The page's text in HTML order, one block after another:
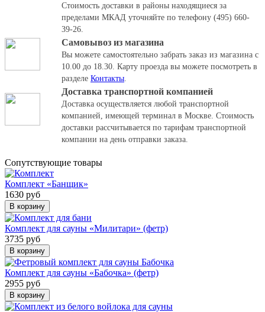
Стоимость доставки в районы находящиеся за
пределами МКАД уточняйте по телефону (495) 660-
39-26.
Самовывоз из магазина
Вы можете самостоятельно забрать заказ из магазина с
10.00 до 18.30. Карту проезда вы можете посмотреть в
разделе Контакты
Доставка транспортной компанией
Доставка осуществляется любой транспортной
компанией, имеющей терминал в Москве. Стоимость
доставки рассчитывается по тарифам транспортной
компании на день отправки заказа.
Cопутствующие товары
Комплект «Банщик»
1630 руб
В корзину
Комплект для сауны «Милитари» (фетр)
3735 руб
В корзину
Комплект для сауны «Бабочка» (фетр)
2955 руб
В корзину